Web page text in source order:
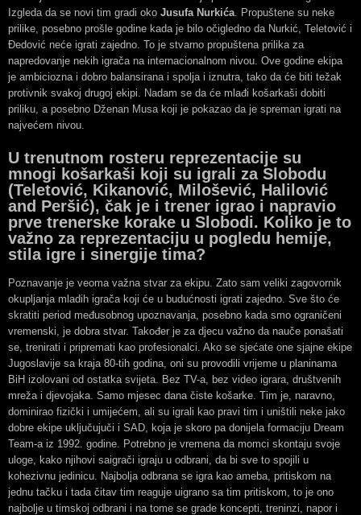
Izgleda da se novi tim gradi oko Jusufa Nurkića. Propuštene su neke
prilike, posebno prošle godine kada je bilo očigledno da Nurkić, Teletović i
Đedović neće igrati zajedno. To je stvarno propuštena prilika za
napredovanje nekih igrača na internacionalnom nivou. Ove godine ekipa
je ambiciozna i dobro balansirana i spolja i iznutra, tako da će biti težak
protivnik svakoj drugoj ekipi. Nadam se da će mlađi košarkaši dobiti
priliku, a posebno Dženan Musa koji je pokazao da je spreman igrati na
najvećem nivou.
U trenutnom rosteru reprezentacije su
mnogi košarkaši koji su igrali za Slobodu
(Teletović, Kikanović, Milošević, Halilović
and Peršić), čak je i trener igrao i napravio
prve trenerske korake u Slobodi. Koliko je to
važno za reprezentaciju u pogledu hemije,
stila igre i sinergije tima?
Poznavanje je veoma važna stvar za ekipu. Zato sam veliki zagovornik
okupljanja mladih igrača koji će u budućnosti igrati zajedno. Sve što će
skratiti period međusobnog upoznavanja, posebno kada smo ograničeni
vremenski, je dobra stvar. Također je za djecu važno da nauče ponašati
se, trenirati i pripremati kao profesionalci. Ako se sjećate one sjajne ekipe
Jugoslavije sa kraja 80-tih godina, oni su provodili vrijeme u planinama
BiH izolovani od ostatka svijeta. Bez TV-a, bez video igrara, društvenih
mreža i djevojaka. Samo mjesec dana čiste košarke. Tim je, naravno,
dominirao fizički i umijećem, ali su igrali kao pravi tim i uništili neke jako
dobre ekipe uključujuči i SAD, koja je skoro pa donijela formaciju Dream
Team-a iz 1992. godine. Potrebno je vremena da momci skontaju svoje
uloge, kako njihovi saigrači igraju u odbrani, da bi sve to spojili u
kohezivnu jedinicu. Najbolja odbrana se igra kao ameba, pritiskom na
jednu tačku i tada čitav tim reaguje uigrano sa tim pritiskom, to je ono
najbolje u timskoj odbrani i na tome se grade koncepti, treninzi, napor i